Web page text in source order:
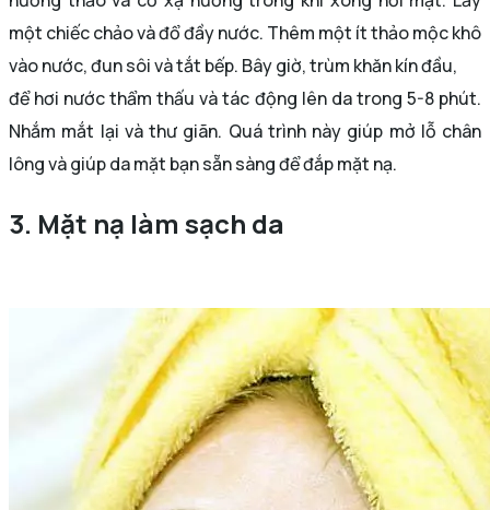
một chiếc chảo và đổ đầy nước. Thêm một ít thảo mộc khô
vào nước, đun sôi và tắt bếp. Bây giờ, trùm khăn kín đầu,
để hơi nước thẩm thấu và tác động lên da trong 5-8 phút.
Nhắm mắt lại và thư giãn. Quá trình này giúp mở lỗ chân
lông và giúp da mặt bạn sẵn sàng để đắp mặt nạ.
3. Mặt nạ làm sạch da